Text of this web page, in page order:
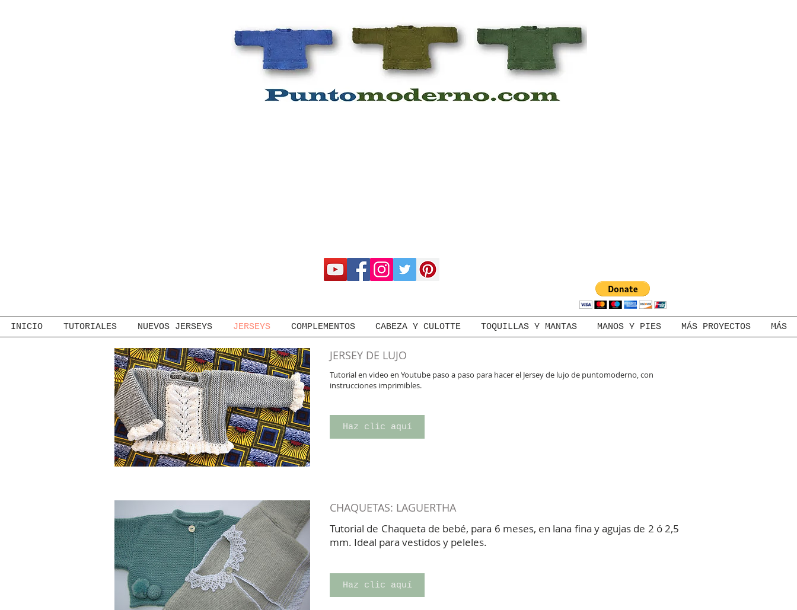
INICIO TUTORIALES NUEVOS JERSEYS JERSEYS COMPLEMENTOS CABEZA Y CULOTTE TOQUILLAS Y MANTAS MANOS Y PIES MÁS PROYECTOS MÁS
JERSEY DE LUJO
Tutorial en video en Youtube paso a paso para hacer el Jersey de lujo de puntomoderno, con
instrucciones imprimibles.
Haz clic aquí
CHAQUETAS: LAGUERTHA
Tutorial de Chaqueta de bebé, para 6 meses, en lana fina y agujas de 2 ó 2,5
mm. Ideal para vestidos y peleles.
Haz clic aquí